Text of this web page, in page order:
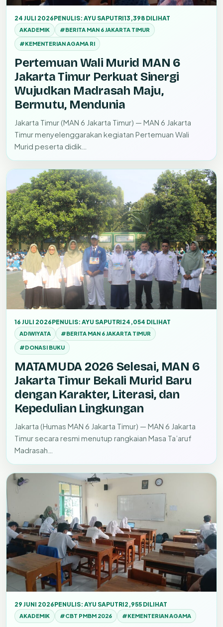
24 JULI 2026PENULIS: AYU SAPUTRI13,398 DILIHAT
AKADEMIK #BERITA MAN 6 JAKARTA TIMUR
#KEMENTERIAN AGAMA RI
Pertemuan Wali Murid MAN 6
Jakarta Timur Perkuat Sinergi
Wujudkan Madrasah Maju,
Bermutu, Mendunia
Jakarta Timur (MAN 6 Jakarta Timur) — MAN 6 Jakarta
Timur menyelenggarakan kegiatan Pertemuan Wali
Murid peserta didik…
16 JULI 2026PENULIS: AYU SAPUTRI24,054 DILIHAT
ADIWIYATA #BERITA MAN 6 JAKARTA TIMUR
#DONASI BUKU
MATAMUDA 2026 Selesai, MAN 6
Jakarta Timur Bekali Murid Baru
dengan Karakter, Literasi, dan
Kepedulian Lingkungan
Jakarta (Humas MAN 6 Jakarta Timur) — MAN 6 Jakarta
Timur secara resmi menutup rangkaian Masa Ta’aruf
Madrasah…
29 JUNI 2026PENULIS: AYU SAPUTRI2,955 DILIHAT
AKADEMIK #CBT PMBM 2026 #KEMENTERIAN AGAMA